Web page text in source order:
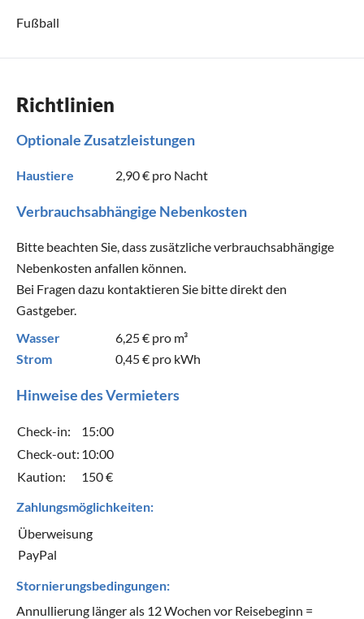
Fußball
Richtlinien
Optionale Zusatzleistungen
Haustiere 2,90 € pro Nacht
Verbrauchsabhängige Nebenkosten
Bitte beachten Sie, dass zusätzliche verbrauchsabhängige
Nebenkosten anfallen können.
Bei Fragen dazu kontaktieren Sie bitte direkt den
Gastgeber.
Wasser
6,25 € pro m³
Strom
0,45 € pro kWh
Hinweise des Vermieters
Check-in:
15:00
Check-out: 10:00
Kaution:
150 €
Zahlungsmöglichkeiten:
Überweisung
PayPal
Stornierungsbedingungen:
Annullierung länger als 12 Wochen vor Reisebeginn =